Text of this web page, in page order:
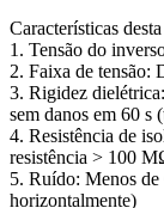
Características
1. Tensão do
2. Faixa de
3. Rigidez
sem danos em 60 s
4. Resistência de
resistência > 100
5. Ruído: Menos
horizontalmente)